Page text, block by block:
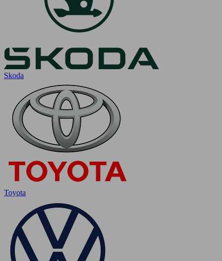
Skoda
Toyota